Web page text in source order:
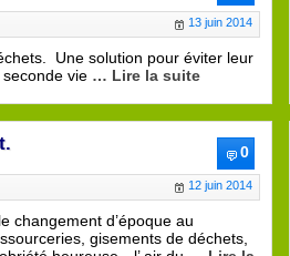
13 juin 2014
Une solution pour éviter leur
vie … Lire la suite
0
12 juin 2014
changement d’époque au
gisements de déchets,